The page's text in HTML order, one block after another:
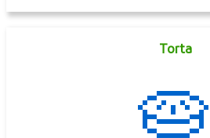
Torta